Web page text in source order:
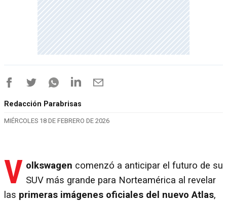
Redacción Parabrisas
MIÉRCOLES 18 DE FEBRERO DE 2026
V olkswagen comenzó a anticipar el futuro de su
SUV más grande para Norteamérica al revelar
las primeras imágenes oficiales del nuevo Atlas,